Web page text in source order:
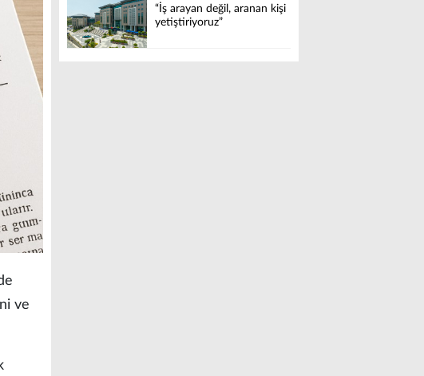
ve
“İş arayan değil, aranan kişi
yetiştiriyoruz”